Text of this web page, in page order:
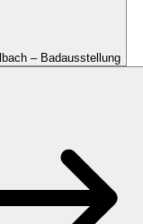
– Badausstellung